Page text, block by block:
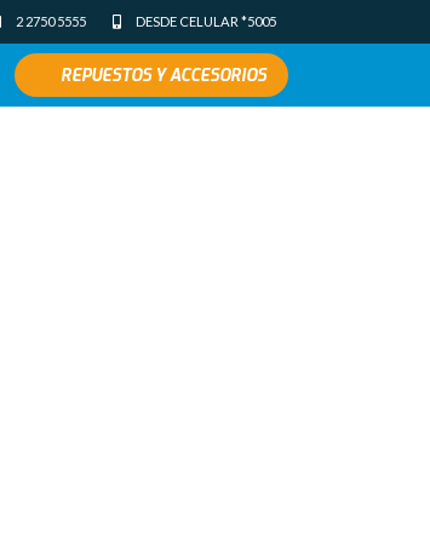
2 2750 5555 DESDE CELULAR *5005
REPUESTOS Y ACCESORIOS